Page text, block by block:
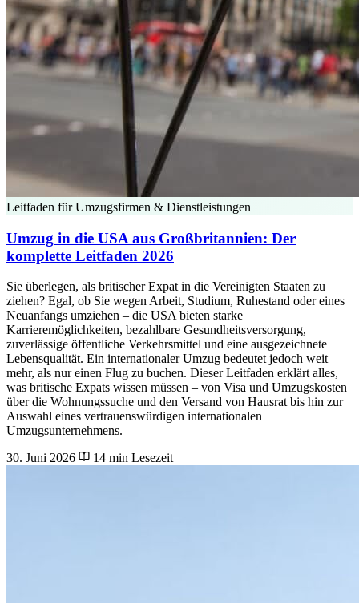
Leitfaden für Umzugsfirmen & Dienstleistungen
Umzug in die USA aus Großbritannien: Der
komplette Leitfaden 2026
Sie überlegen, als britischer Expat in die Vereinigten Staaten zu
ziehen? Egal, ob Sie wegen Arbeit, Studium, Ruhestand oder eines
Neuanfangs umziehen – die USA bieten starke
Karrieremöglichkeiten, bezahlbare Gesundheitsversorgung,
zuverlässige öffentliche Verkehrsmittel und eine ausgezeichnete
Lebensqualität. Ein internationaler Umzug bedeutet jedoch weit
mehr, als nur einen Flug zu buchen. Dieser Leitfaden erklärt alles,
was britische Expats wissen müssen – von Visa und Umzugskosten
über die Wohnungssuche und den Versand von Hausrat bis hin zur
Auswahl eines vertrauenswürdigen internationalen
Umzugsunternehmens.
30. Juni 2026
14 min Lesezeit